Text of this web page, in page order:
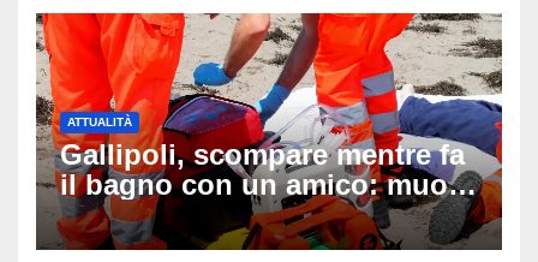
ATTUALITÀ
Gallipoli, scompare mentre fa
il bagno con un amico: muore
a 19 anni dopo 45 minuti di
disperati tentativi di